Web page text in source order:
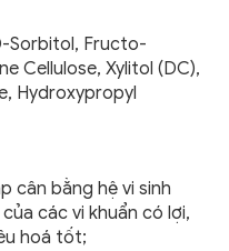
Sorbitol, Fructo-
Cellulose, Xylitol (DC),
Hydroxypropyl
cân bằng hệ vi sinh
các vi khuẩn có lợi,
hoá tốt;